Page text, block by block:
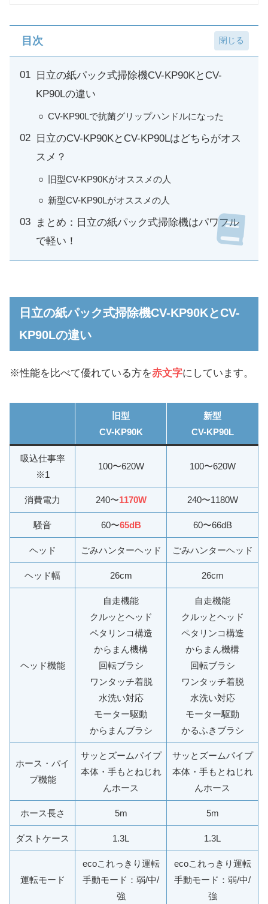
目次
日立の紙パック式掃除機CV-KP90KとCV-
KP90Lの違い
CV-KP90Lで抗菌グリップハンドルになった
日立のCV-KP90KとCV-KP90Lはどちらがオス
スメ？
旧型CV-KP90Kがオススメの人
新型CV-KP90Lがオススメの人
まとめ：日立の紙パック式掃除機はパワフル
で軽い！
日立の紙パック式掃除機CV-KP90KとCV-
KP90Lの違い
※性能を比べて優れている方を赤文字にしています。
旧型
CV-KP90K
新型
CV-KP90L
吸込仕事率
※1
100〜620W 100〜620W
消費電力 240〜1170W 240〜1180W
騒音 60〜65dB 60〜66dB
ヘッド ごみハンターヘッド ごみハンターヘッド
ヘッド幅 26cm 26cm
ヘッド機能
自走機能
クルッとヘッド
ペタリンコ構造
からまん機構
回転ブラシ
ワンタッチ着脱
水洗い対応
モーター駆動
からまんブラシ
自走機能
クルッとヘッド
ペタリンコ構造
からまん機構
回転ブラシ
ワンタッチ着脱
水洗い対応
モーター駆動
かるふきブラシ
ホース・パイ
プ機能
サッとズームパイプ
本体・手もとねじれ
んホース
サッとズームパイプ
本体・手もとねじれ
んホース
ホース長さ 5m 5m
ダストケース 1.3L 1.3L
運転モード
ecoこれっきり運転
手動モード：弱/中/
強
ecoこれっきり運転
手動モード：弱/中/
強